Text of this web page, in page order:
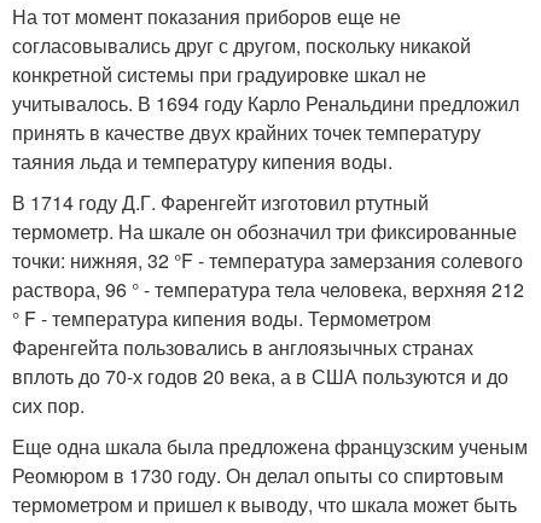
На тот момент показания приборов еще не
согласовывались друг с другом, поскольку никакой
конкретной системы при градуировке шкал не
учитывалось. В 1694 году Карло Ренальдини предложил
принять в качестве двух крайних точек температуру
таяния льда и температуру кипения воды.
В 1714 году Д.Г. Фаренгейт изготовил ртутный
термометр. На шкале он обозначил три фиксированные
точки: нижняя, 32 °F - температура замерзания солевого
раствора, 96 ° - температура тела человека, верхняя 212
° F - температура кипения воды. Термометром
Фаренгейта пользовались в англоязычных странах
вплоть до 70-х годов 20 века, а в США пользуются и до
сих пор.
Еще одна шкала была предложена французским ученым
Реомюром в 1730 году. Он делал опыты со спиртовым
термометром и пришел к выводу, что шкала может быть